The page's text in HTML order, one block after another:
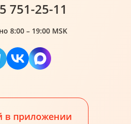
751-25-11
8:00 – 19:00 MSK
в приложении